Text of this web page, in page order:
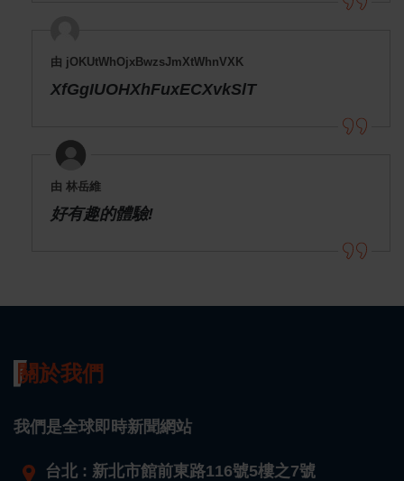
由 jOKUtWhOjxBwzsJmXtWhnVXK
XfGgIUOHXhFuxECXvkSlT
由 林岳維
好有趣的體驗!
關於我們
我們是全球即時新聞網站
台北 : 新北市館前東路116號5樓之7號